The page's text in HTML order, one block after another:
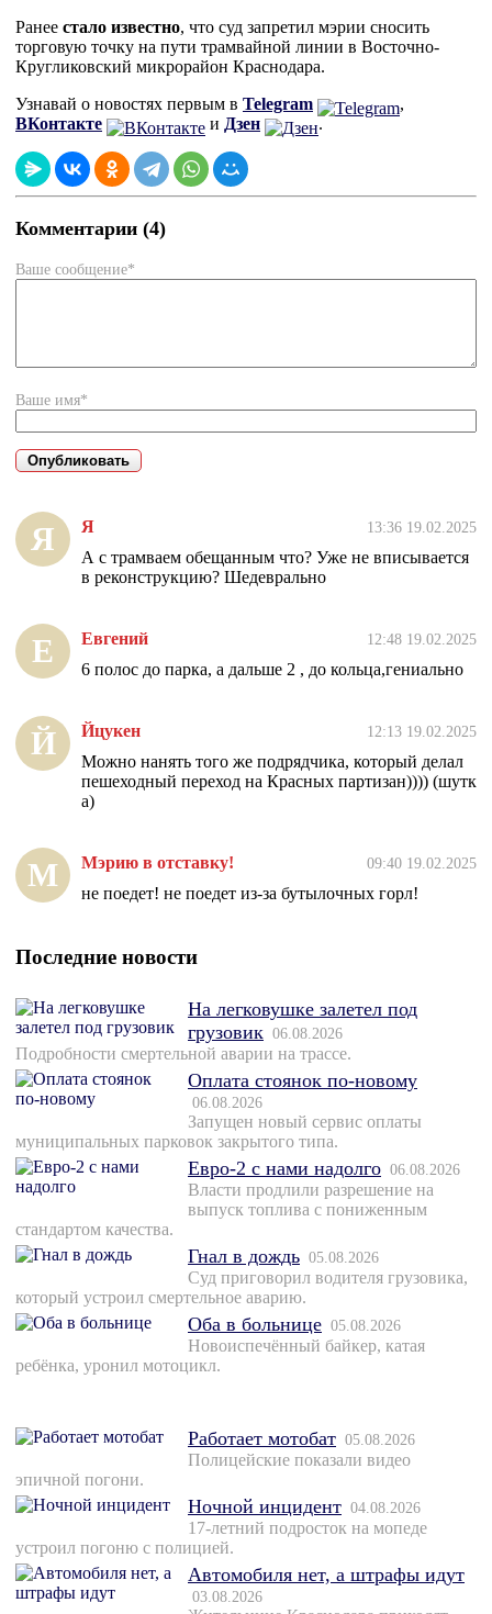
Ранее стало известно, что суд запретил мэрии сносить
торговую точку на пути трамвайной линии в Восточно-
Кругликовский микрорайон Краснодара.
Узнавай о новостях первым в Telegram
,
ВКонтакте
и Дзен .
Комментарии (4)
Ваше сообщение*
Ваше имя*
Я Я 13:36 19.02.2025
А с трамваем обещанным что? Уже не вписывается
в реконструкцию? Шедеврально
Е Евгений 12:48 19.02.2025
6 полос до парка, а дальше 2 , до кольца,гениально
Й Йцукен 12:13 19.02.2025
Можно нанять того же подрядчика, который делал
пешеходный переход на Красных партизан)))) (шутк
а)
М Мэрию в отставку! 09:40 19.02.2025
не поедет! не поедет из-за бутылочных горл!
Последние новости
На легковушке залетел под
грузовик 06.08.2026
Подробности смертельной аварии на трассе.
Оплата стоянок по-новому
06.08.2026
Запущен новый сервис оплаты
муниципальных парковок закрытого типа.
Евро-2 с нами надолго 06.08.2026
Власти продлили разрешение на
выпуск топлива с пониженным
стандартом качества.
Гнал в дождь 05.08.2026
Суд приговорил водителя грузовика,
который устроил смертельное аварию.
Оба в больнице 05.08.2026
Новоиспечённый байкер, катая
ребёнка, уронил мотоцикл.
Работает мотобат 05.08.2026
Полицейские показали видео
эпичной погони.
Ночной инцидент 04.08.2026
17-летний подросток на мопеде
устроил погоню с полицией.
Автомобиля нет, а штрафы идут
03.08.2026